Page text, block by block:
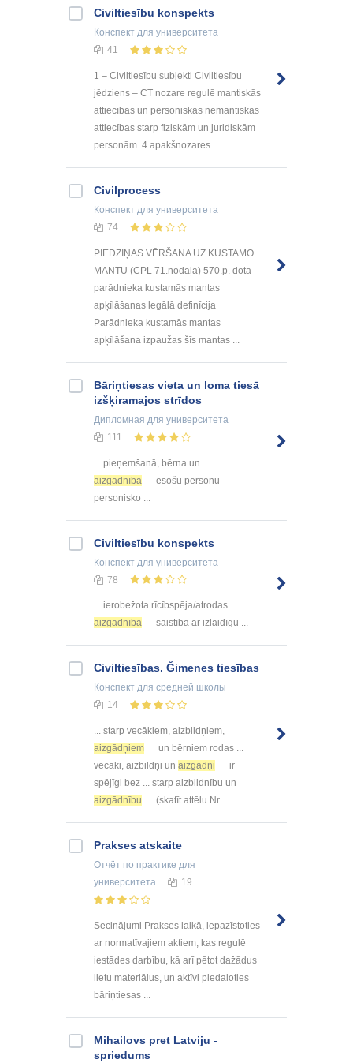
Civiltiesību konspekts
Конспект для университета
41
1 – Civiltiesību subjekti Civiltiesību
jēdziens – CT nozare regulē mantiskās
attiecības un personiskās nemantiskās
attiecības starp fiziskām un juridiskām
personām. 4 apakšnozares ...
Civilprocess
Конспект для университета
74
PIEDZIŅAS VĒRŠANA UZ KUSTAMO
MANTU (CPL 71.nodaļa) 570.p. dota
parādnieka kustamās mantas
apķīlāšanas legālā definīcija
Parādnieka kustamās mantas
apķīlāšana izpaužas šīs mantas ...
Bāriņtiesas vieta un loma tiesā
izšķiramajos strīdos
Дипломная для университета
111
... pieņemšanā, bērna un
aizgādnībā
esošu personu
personisko ...
Civiltiesību konspekts
Конспект для университета
78
... ierobežota rīcībspēja/atrodas
aizgādnībā
saistībā ar izlaidīgu ...
Civiltiesības. Ğimenes tiesības
Конспект для средней школы
14
... starp vecākiem, aizbildņiem,
aizgādņiem
un bērniem rodas ...
vecāki, aizbildņi un aizgādņi
ir
spējīgi bez ... starp aizbildnību un
aizgādnību
(skatīt attēlu Nr ...
Prakses atskaite
Отчёт по практике для
университета
19
Secinājumi Prakses laikā, iepazīstoties
ar normatīvajiem aktiem, kas regulē
iestādes darbību, kā arī pētot dažādus
lietu materiālus, un aktīvi piedaloties
bāriņtiesas ...
Mihailovs pret Latviju -
spriedums